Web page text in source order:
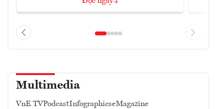
Multimedia
VnE TVPodcastInfographicseMagazine